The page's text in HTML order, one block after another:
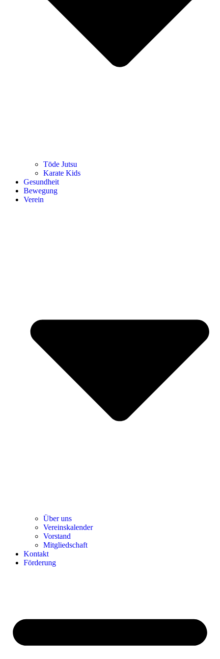
Tōde Jutsu
Kara­te Kids
Gesund­heit
Bewe­gung
Ver­ein
Über uns
Ver­einska­len­der
Vor­stand
Mit­glied­schaft
Kon­takt
För­de­rung